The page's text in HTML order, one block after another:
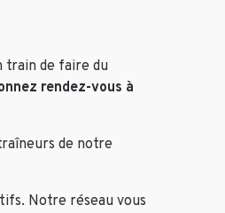
train de faire du
rendez-vous à
de notre
Notre réseau vous